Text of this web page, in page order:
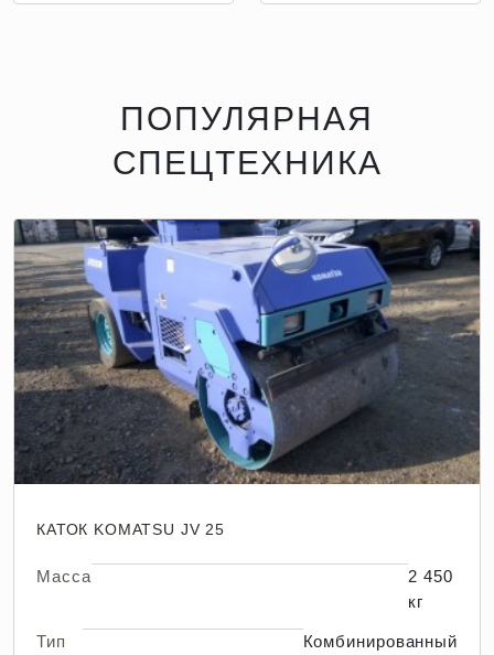
ПОПУЛЯРНАЯ
СПЕЦТЕХНИКА
КАТОК KOMATSU JV 25
Масса
2 450
кг
Тип
Комбинированный